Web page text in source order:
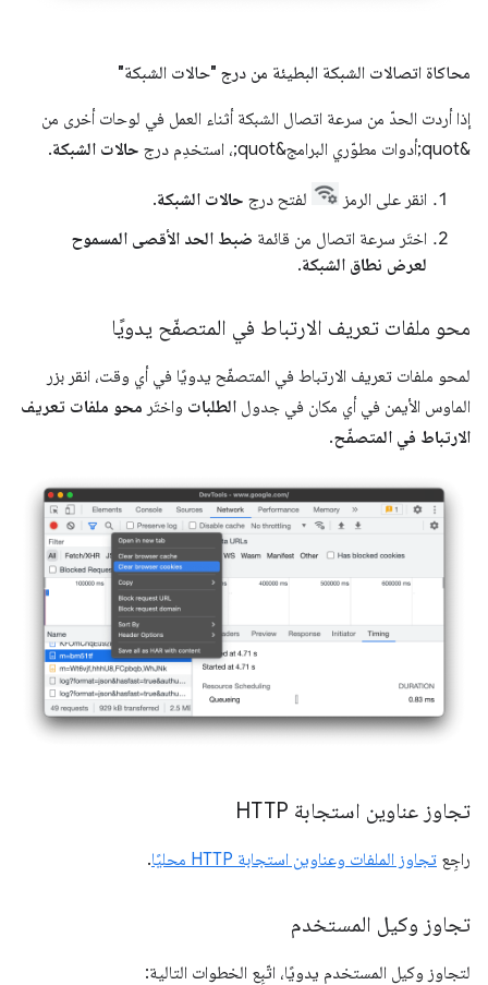
محاكاة اتصالات الشبكة البطيئة من درج "حالات الشبكة"
إذا أردت الحدّ من سرعة اتصال الشبكة أثناء العمل في لوحات أخرى من
&quot;أدوات مطوّري البرامج&quot;، استخدِم درج
حالات الشبكة.
انقر على الرمز لفتح درج حالات الشبكة.
اختَر سرعة اتصال من قائمة ضبط الحد الأقصى المسموح
لعرض نطاق الشبكة.
محو ملفات تعريف الارتباط في المتصفّح يدويًا
لمحو ملفات تعريف الارتباط في المتصفّح يدويًا في أي وقت، انقر بزر
الماوس الأيمن في أي مكان في جدول الطلبات واختَر محو ملفات تعريف
الارتباط في المتصفّح.
تجاوز عناوين استجابة HTTP
راجِع تجاوز الملفات وعناوين استجابة HTTP محليًا .
تجاوز وكيل المستخدم
لتجاوز وكيل المستخدم يدويًا، اتّبِع الخطوات التالية: